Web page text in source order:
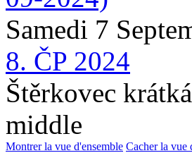
Samedi 7
8. ČP 2024
Štěrkovec
middle
Montrer la vue d'ensemble Cacher la vue